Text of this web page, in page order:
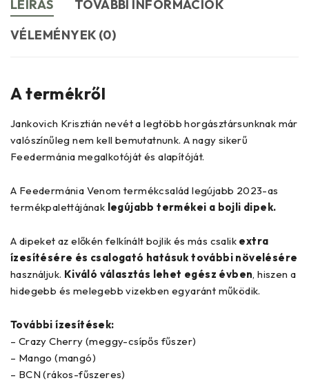
LEÍRÁS
TOVÁBBI INFORMÁCIÓK
VÉLEMÉNYEK (0)
A termékről
Jankovich Krisztián nevét a legtöbb horgásztársunknak már
valószínűleg nem kell bemutatnunk. A nagy sikerű
Feedermánia megalkotóját és alapítóját.
A Feedermánia Venom termékcsalád legújabb 2023-as
termékpalettájának legújabb termékei a bojli dipek.
A dipeket az előkén felkínált bojlik és más csalik extra
ízesítésére és csalogató hatásuk további növelésére
használjuk. Kiváló választás lehet egész évben, hiszen a
hidegebb és melegebb vizekben egyaránt működik.
További ízesítések:
– Crazy Cherry (meggy-csípős fűszer)
– Mango (mangó)
– BCN (rákos-fűszeres)